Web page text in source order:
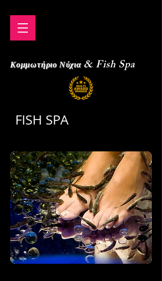
Κομμωτήριο Νύχια& Fish Spa
FISH SPA